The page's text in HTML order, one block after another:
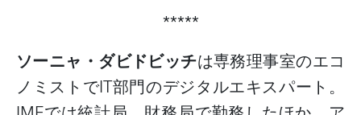
*****
ソーニャ・ダビドビッチは専務理事室のエコ
ノミストでIT部門のデジタルエキスパート。